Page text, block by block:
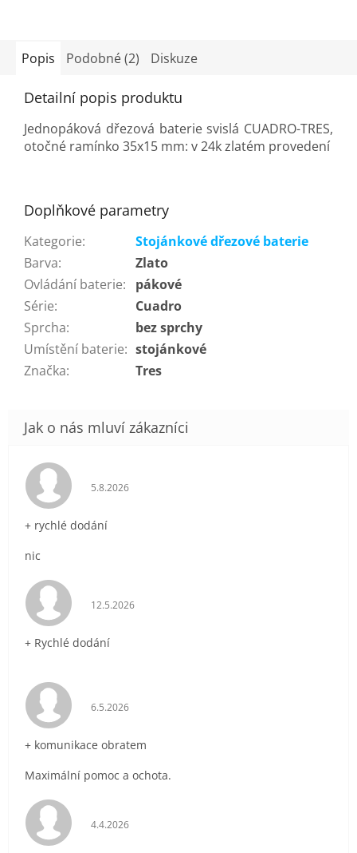
Popis Podobné (2) Diskuze
Detailní popis produktu
Jednopáková dřezová baterie svislá CUADRO-TRES,
otočné ramínko 35x15 mm: v 24k zlatém provedení
Doplňkové parametry
Kategorie:
Stojánkové dřezové baterie
Barva:
Zlato
Ovládání baterie:
pákové
Série:
Cuadro
Sprcha:
bez sprchy
Umístění baterie: stojánkové
Značka: Tres
Hodnocení obchodu je 5 z 5 hvězdiček.
5.8.2026
+ rychlé dodání
nic
Hodnocení obchodu je 5 z 5 hvězdiček.
12.5.2026
+ Rychlé dodání
Hodnocení obchodu je 5 z 5 hvězdiček.
6.5.2026
+ komunikace obratem
Maximální pomoc a ochota.
Hodnocení obchodu je 5 z 5 hvězdiček.
4.4.2026